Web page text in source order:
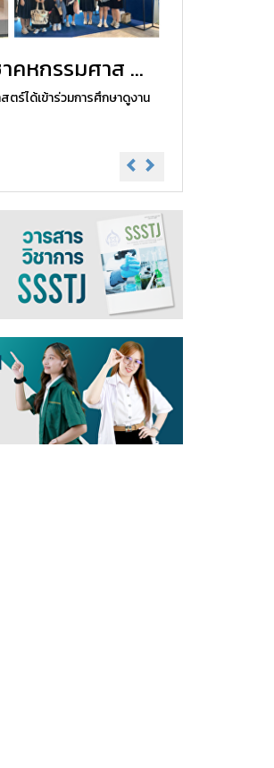
คหกรรมศาส ...
ตร์ได้เข้าร่วมการศึกษาดูงาน